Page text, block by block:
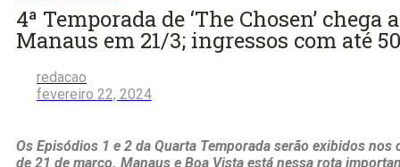
4ª Temporada de ‘The Chosen’ chega
Manaus em 21/3; ingressos com até
redacao
fevereiro 22, 2024
Os Episódios 1 e 2 da Quarta Temporada serão exibidos
de 21 de março. Manaus e Boa Vista está nessa rota